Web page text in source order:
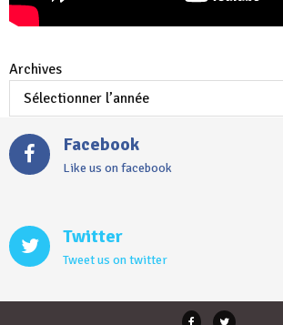
Archives
Facebook
Like us on facebook
Twitter
Tweet us on twitter